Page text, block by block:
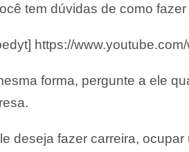
tem dúvidas de como
https://
forma, pergunte a ele
deseja fazer carreira,